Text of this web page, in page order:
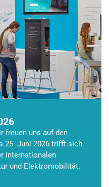
freuen uns auf den
25. Juni 2026 trifft sich
internationalen
und Elektromobilität.